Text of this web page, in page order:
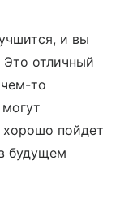
и вы
Это отличный
то
хорошо пойдет
будущем